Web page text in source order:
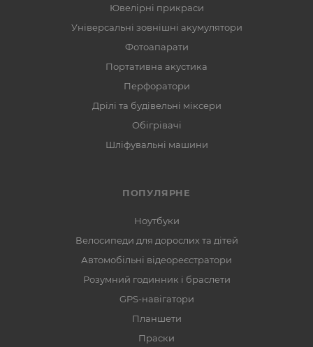
Ювелірні прикраси
Універсальні зовнішні акумулятори
Фотоапарати
Портативна акустика
Перфоратори
Дрілі та будівельні міксери
Обігрівачі
Шліфувальні машини
ПОПУЛЯРНЕ
Ноутбуки
Велосипеди для дорослих та дітей
Автомобільні відеореєстратори
Розумний годинник і браслети
GPS-навігатори
Планшети
Праски